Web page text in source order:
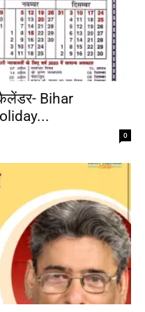
कैलेंडर- Bihar
0